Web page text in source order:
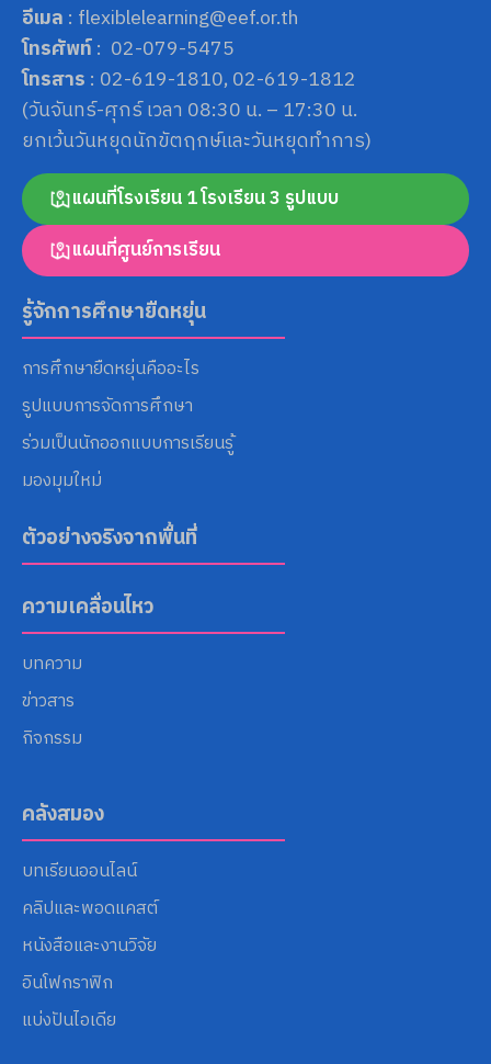
อีเมล : flexiblelearning@eef.or.th
โทรศัพท์: 02-079-5475
โทรสาร : 02-619-1810, 02-619-1812
(วันจันทร์-ศุกร์ เวลา 08:30 น. – 17:30 น.
ยกเว้นวันหยุดนักขัตฤกษ์และวันหยุดทำการ)
แผนที่โรงเรียน 1 โรงเรียน 3 รูปแบบ
แผนที่ศูนย์การเรียน
รู้จักการศึกษายืดหยุ่น
การศึกษายืดหยุ่นคืออะไร
รูปแบบการจัดการศึกษา
ร่วมเป็นนักออกแบบการเรียนรู้
มองมุมใหม่
ตัวอย่างจริงจากพื้นที่
ความเคลื่อนไหว
บทความ
ข่าวสาร
กิจกรรม
คลังสมอง
บทเรียนออนไลน์
คลิปและพอดแคสต์
หนังสือและงานวิจัย
อินโฟกราฟิก
แบ่งปันไอเดีย